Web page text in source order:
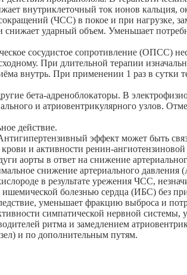
внутриклеточный ток ионов кальция,
(ЧСС) в покое и при нагрузке,
ударный объем. Уменьшает
сосудистое сопротивление (ОПСС)
При длительной терапии
внутрь. При применении 1 раз в сутки
бета-адреноблокаторы. В
и атриовентрикулярного узлов.
действие.
эффект может быть
и активности ренин-
аорты в ответ на снижение
снижение артериального давления
в результате урежения ЧСС,
болезнью сердца (ИБС) без
уменьшает фракцию выброса и
симпатической нервной
ритма и замедлением
и по дополнительным путям.